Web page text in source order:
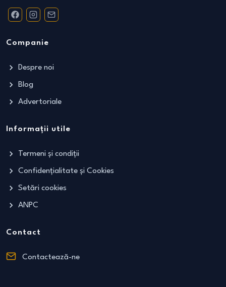
Companie
Despre noi
Blog
Advertoriale
Informații utile
Termeni și condiții
Confidențialitate și Cookies
Setări cookies
ANPC
Contact
Contactează-ne